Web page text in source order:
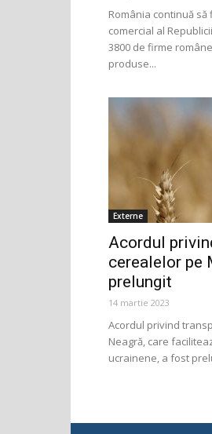
România continuă
comercial al
3800 de firme
produse...
Externe
Acordul
cerealelor pe
prelungit
14 martie 2023
Acordul privind
Neagră, care
ucrainene, a fost